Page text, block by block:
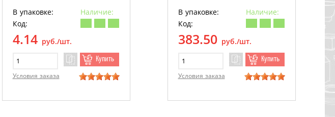
В упаковке:
Наличие:
Код:
4.14 руб./шт.
Купить
Условия заказа
В упаковке:
Наличие:
Код:
383.50 руб./шт.
Купить
Условия заказа